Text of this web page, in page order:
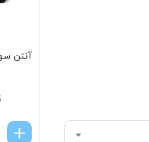
آنتن